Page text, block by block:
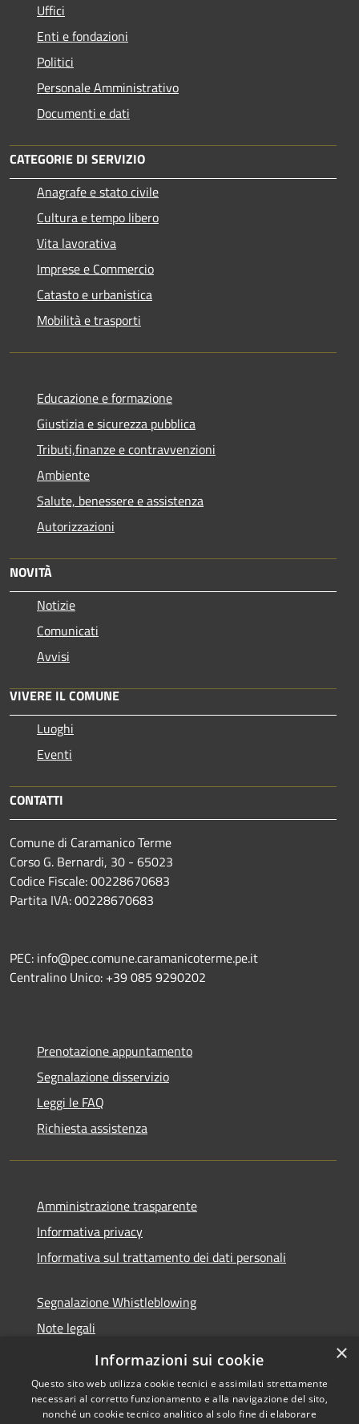
Uffici
Enti e fondazioni
Politici
Personale Amministrativo
Documenti e dati
CATEGORIE DI SERVIZIO
Anagrafe e stato civile
Cultura e tempo libero
Vita lavorativa
Imprese e Commercio
Catasto e urbanistica
Mobilità e trasporti
Educazione e formazione
Giustizia e sicurezza pubblica
Tributi,finanze e contravvenzioni
Ambiente
Salute, benessere e assistenza
Autorizzazioni
NOVITÀ
Notizie
Comunicati
Avvisi
VIVERE IL COMUNE
Luoghi
Eventi
CONTATTI
Comune di Caramanico Terme
Corso G. Bernardi, 30 - 65023
Codice Fiscale: 00228670683
Partita IVA: 00228670683
PEC: info@pec.comune.caramanicoterme.pe.it
Centralino Unico: +39 085 9290202
Prenotazione appuntamento
Segnalazione disservizio
Leggi le FAQ
Richiesta assistenza
Amministrazione trasparente
Informativa privacy
Informativa sul trattamento dei dati personali
Segnalazione Whistleblowing
Note legali
Dichiarazione di accessibilità
×
Informazioni sui cookie
Questo sito web utilizza cookie tecnici e assimilati strettamente
necessari al corretto funzionamento e alla navigazione del sito,
nonché un cookie tecnico analitico al solo fine di elaborare